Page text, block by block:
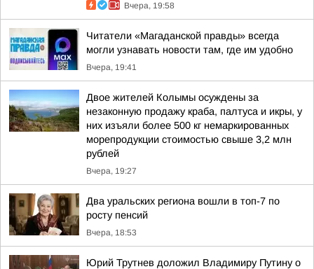
Вчера, 19:58
Читатели «Магаданской правды» всегда
могли узнавать новости там, где им удобно
Вчера, 19:41
Двое жителей Колымы осуждены за
незаконную продажу краба, палтуса и икры, у
них изъяли более 500 кг немаркированных
морепродукции стоимостью свыше 3,2 млн
рублей
Вчера, 19:27
Два уральских региона вошли в топ-7 по
росту пенсий
Вчера, 18:53
Юрий Трутнев доложил Владимиру Путину о